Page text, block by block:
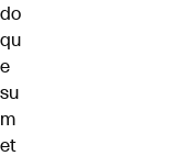
do
qu
e
su
m
et